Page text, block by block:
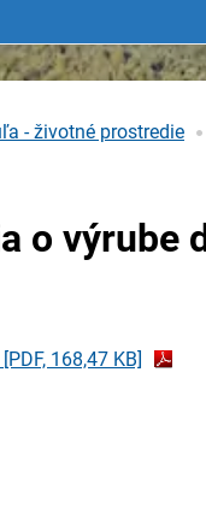
- životné prostredie
o výrube
[PDF, 168,47 KB]